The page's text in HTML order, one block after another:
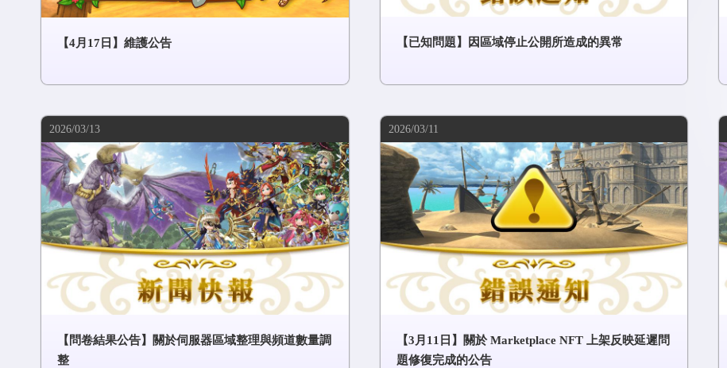
【4月17日】維護公告 【已知問題】因區域停止公開所造成的異常
2026/03/13
【問卷結果公告】關於伺服器區域整理與頻道數量調
整
2026/03/11
【3月11日】關於 Marketplace NFT 上架反映延遲問
題修復完成的公告